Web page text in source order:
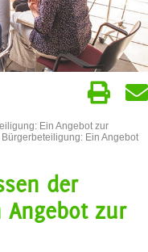
Ein Angebot zur
Ein Angebot
der
Angebot zur